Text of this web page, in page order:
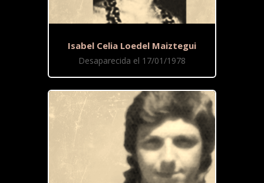
Isabel Celia Loedel Maiztegui
Desaparecida el 17/01/1978